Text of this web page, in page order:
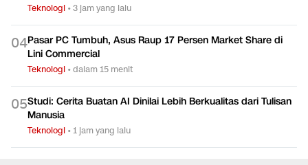
Teknologi •3 jam yang lalu
04Pasar PC Tumbuh, Asus Raup 17 Persen Market Share di
Lini Commercial
Teknologi •dalam 15 menit
05Studi: Cerita Buatan AI Dinilai Lebih Berkualitas dari Tulisan
Manusia
Teknologi •1 jam yang lalu